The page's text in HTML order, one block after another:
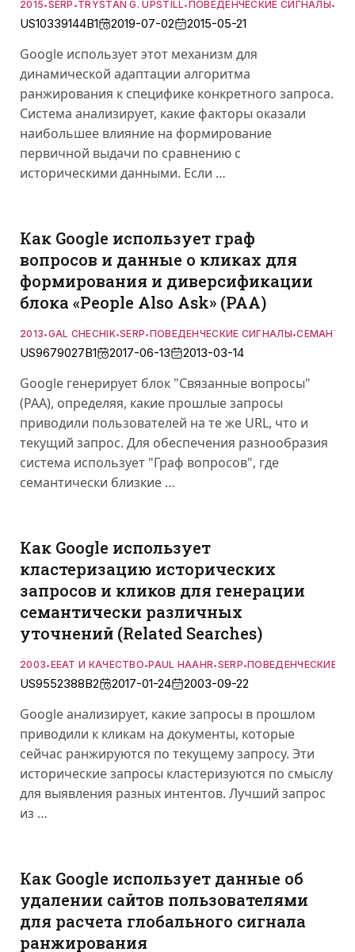
2015•SERP •TRYSTAN G. UPSTILL•ПОВЕДЕНЧЕСКИЕ СИГНАЛЫ•
US10339144B1 2019-07-02 2015-05-21
Google использует этот механизм для
динамической адаптации алгоритма
ранжирования к специфике конкретного запроса.
Система анализирует, какие факторы оказали
наибольшее влияние на формирование
первичной выдачи по сравнению с
историческими данными. Если …
Как Google использует граф
вопросов и данные о кликах для
формирования и диверсификации
блока «People Also Ask» (PAA)
2013•GAL CHECHIK•SERP•ПОВЕДЕНЧЕСКИЕ СИГНАЛЫ•
US9679027B1 2017-06-13 2013-03-14
Google генерирует блок "Связанные вопросы"
(PAA), определяя, какие прошлые запросы
приводили пользователей на те же URL, что и
текущий запрос. Для обеспечения разнообразия
система использует "Граф вопросов", где
семантически близкие …
Как Google использует
кластеризацию исторических
запросов и кликов для генерации
семантически различных
уточнений (Related Searches)
2003•EEAT И КАЧЕСТВО•PAUL HAAHR•SERP•ПОВЕДЕНЧЕСКИЕ
US9552388B2 2017-01-24 2003-09-22
Google анализирует, какие запросы в прошлом
приводили к кликам на документы, которые
сейчас ранжируются по текущему запросу. Эти
исторические запросы кластеризуются по смыслу
для выявления разных интентов. Лучший запрос
из …
Как Google использует данные об
удалении сайтов пользователями
для расчета глобального сигнала
ранжирования